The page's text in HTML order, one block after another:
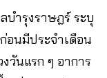
บำรุงราษฎร์ ระบุ
อนมีประจำเดือน
วันแรก ๆ อาการ